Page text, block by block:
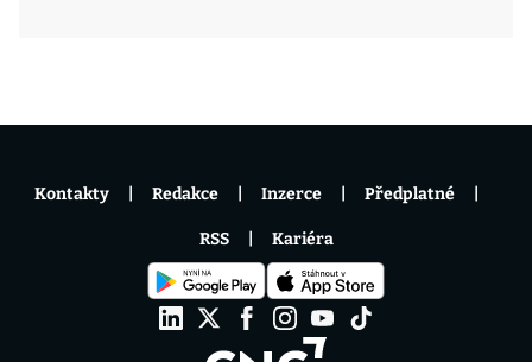
Kontakty Redakce Inzerce Předplatné
RSS Kariéra